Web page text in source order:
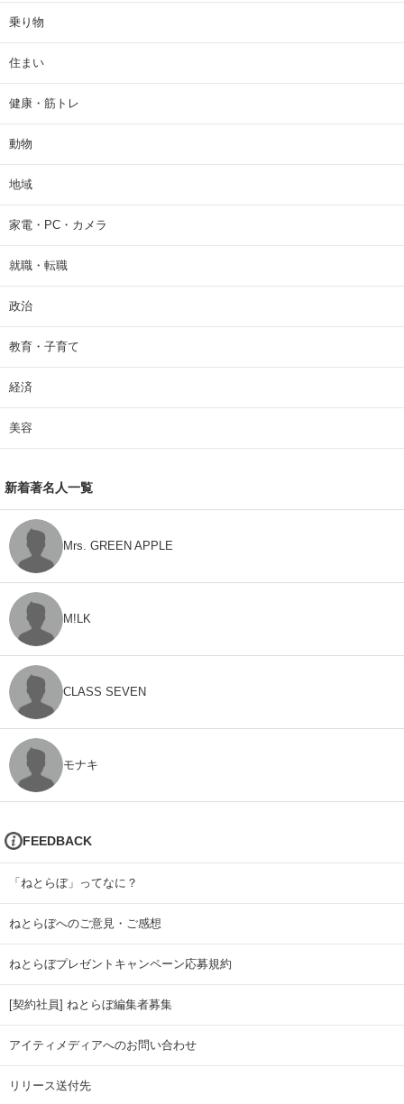
乗り物
住まい
健康・筋トレ
動物
地域
家電・PC・カメラ
就職・転職
政治
教育・子育て
経済
美容
新着著名人一覧
Mrs. GREEN APPLE
M!LK
CLASS SEVEN
モナキ
FEEDBACK
「ねとらぼ」ってなに？
ねとらぼへのご意見・ご感想
ねとらぼプレゼントキャンペーン応募規約
[契約社員] ねとらぼ編集者募集
アイティメディアへのお問い合わせ
リリース送付先